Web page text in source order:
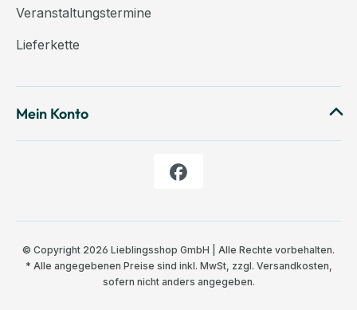
Veranstaltungstermine
Lieferkette
Mein Konto
© Copyright 2026 Lieblingsshop GmbH | Alle Rechte vorbehalten.
* Alle angegebenen Preise sind inkl. MwSt, zzgl. Versandkosten,
sofern nicht anders angegeben.